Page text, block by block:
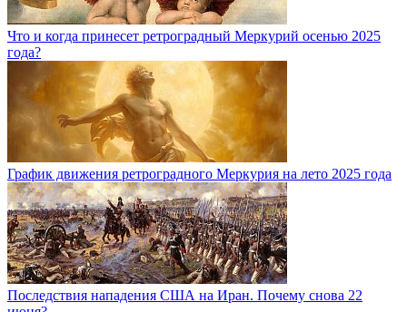
Что и когда принесет ретроградный Меркурий осенью 2025
года?
График движения ретроградного Меркурия на лето 2025 года
Последствия нападения США на Иран. Почему снова 22